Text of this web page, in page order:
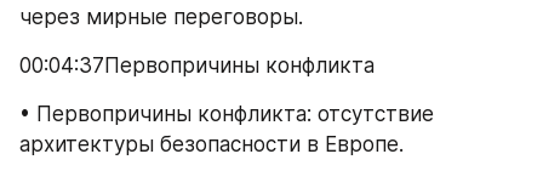
через мирные переговоры.
00:04:37Первопричины конфликта
• Первопричины конфликта: отсутствие
архитектуры безопасности в Европе.